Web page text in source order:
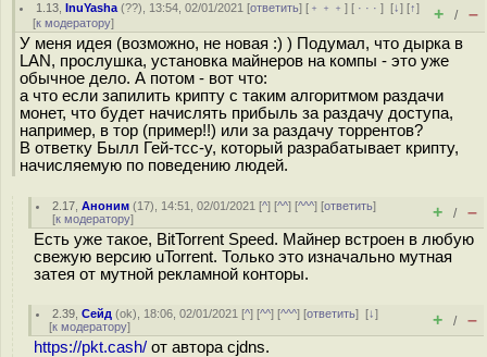
1.13 ,InuYasha (??), 13:54, 02/01/2021 [ответить] [ ﹢﹢﹢] [ · · ·][↓] [↑]
[к модератору] + / –
У меня идея (возможно, не новая :) ) Подумал, что дырка в
LAN, прослушка, установка майнеров на компы - это уже
обычное дело. А потом - вот что:
а что если запилить крипту с таким алгоритмом раздачи
монет, что будет начислять прибыль за раздачу доступа,
например, в тор (пример!!) или за раздачу торрентов?
В ответку Былл Гей-тсс-у, который разрабатывает крипту,
начисляемую по поведению людей.
2.17 ,Аноним (17), 14:51, 02/01/2021 [^] [^^] [^^^] [ответить]
[к модератору] + / –
Есть уже такое, BitTorrent Speed. Майнер встроен в любую
свежую версию uTorrent. Только это изначально мутная
затея от мутной рекламной конторы.
2.39 ,Сейд (ok), 18:06, 02/01/2021 [^] [^^] [^^^] [ответить][↓]
[к модератору] + / –
https://pkt.cash/ от автора cjdns.